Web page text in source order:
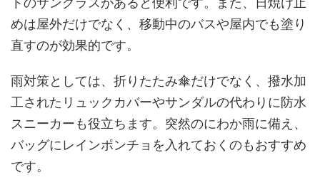
めは屋外だけでなく、移動中のバスや屋内でも塗り
直すのが効果的です。
雨対策としては、折りたたみ傘だけでなく、撥水加
工されたリュックカバーやサンダルの代わりに防水
スニーカーも役立ちます。突然のにわか雨に備え、
バッグにレインポンチョを入れておくのもおすすめ
です。